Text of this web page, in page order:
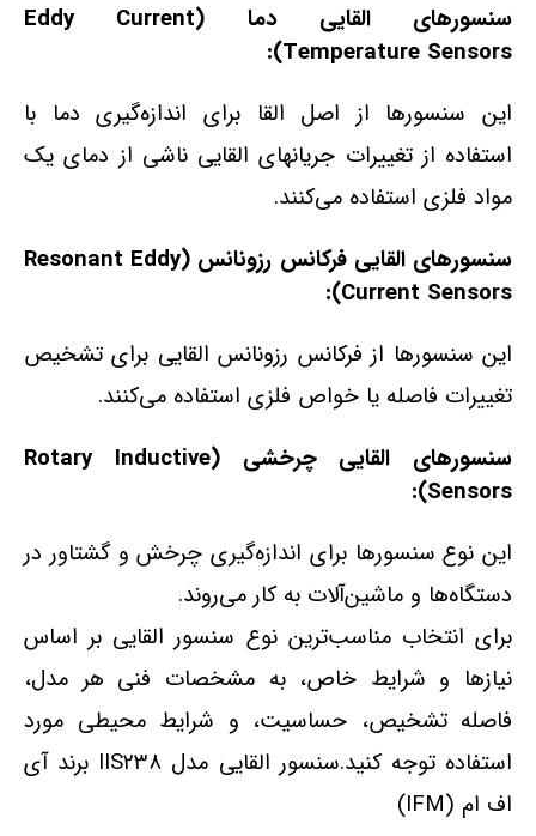
سنسورهای القایی دما (Eddy Current
Temperature Sensors):
این سنسورها از اصل القا برای اندازه‌گیری دما با
استفاده از تغییرات جریانهای القایی ناشی از دمای یک
مواد فلزی استفاده می‌کنند.
سنسورهای القایی فرکانس رزونانس (Resonant Eddy
Current Sensors):
این سنسورها از فرکانس رزونانس القایی برای تشخیص
تغییرات فاصله یا خواص فلزی استفاده می‌کنند.
سنسورهای القایی چرخشی (Rotary Inductive
Sensors):
این نوع سنسورها برای اندازه‌گیری چرخش و گشتاور در
دستگاه‌ها و ماشین‌آلات به کار می‌روند.
برای انتخاب مناسب‌ترین نوع سنسور القایی بر اساس
نیازها و شرایط خاص، به مشخصات فنی هر مدل،
فاصله تشخیص، حساسیت، و شرایط محیطی مورد
استفاده توجه کنید.سنسور القایی مدل IIS238 برند آی
اف ام (IFM)